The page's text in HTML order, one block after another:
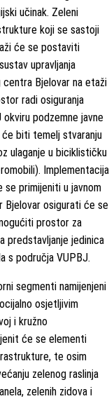
učinak. Zeleni
koji se sastoji
će se postaviti
upravljanja
centra Bjelovar na etaži
radi osiguranja
podzemne javne
biti temelj stvaranju
ulaganje u biciklističku
Implementacija
se primijeniti u javnom
Bjelovar osigurati će se
prostor za
predstavljanje jedinica
s područja VUPBJ.
segmenti namijenjeni
osjetljivim
i kružno
će se elementi
te osim
zelenog raslinja
zelenih zidova i